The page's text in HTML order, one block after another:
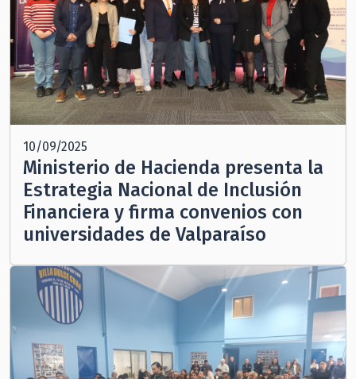
10/09/2025
Ministerio de Hacienda presenta la
Estrategia Nacional de Inclusión
Financiera y firma convenios con
universidades de Valparaíso